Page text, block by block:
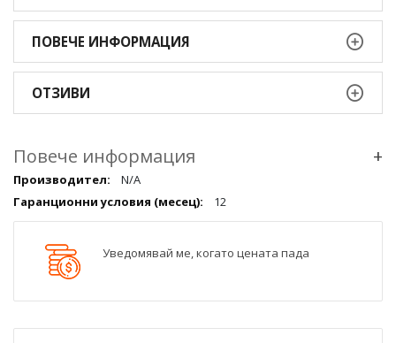
ПОВЕЧЕ ИНФОРМАЦИЯ
ОТЗИВИ
Повече информация +
Повече
информация
qqq
N/A
12
Уведомявай ме, когато цената пада